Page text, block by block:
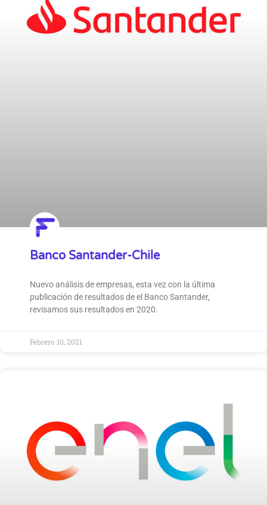
Banco Santander-Chile
Nuevo análisis de empresas, esta vez con la última
publicación de resultados de el Banco Santander,
revisamos sus resultados en 2020.
Febrero 10, 2021